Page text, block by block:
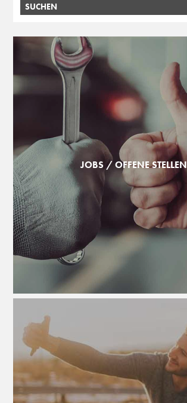
JOBS / OFFENE STELLEN